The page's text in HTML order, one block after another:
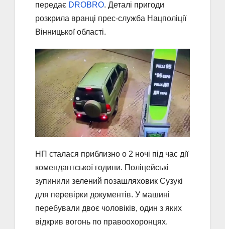
передає DROBRO. Деталі пригоди
розкрила вранці прес-служба Нацполіції
Вінницької області.
НП сталася приблизно о 2 ночі під час дії
комендантської години. Поліцейські
зупинили зелений позашляховик Сузукі
для перевірки документів. У машині
перебували двоє чоловіків, один з яких
відкрив вогонь по правоохоронцях.